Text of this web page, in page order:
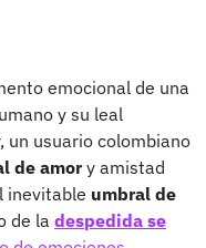
emocional de una
y su leal
un usuario colombiano
de amory amistad
inevitable umbral de
de la despedida se